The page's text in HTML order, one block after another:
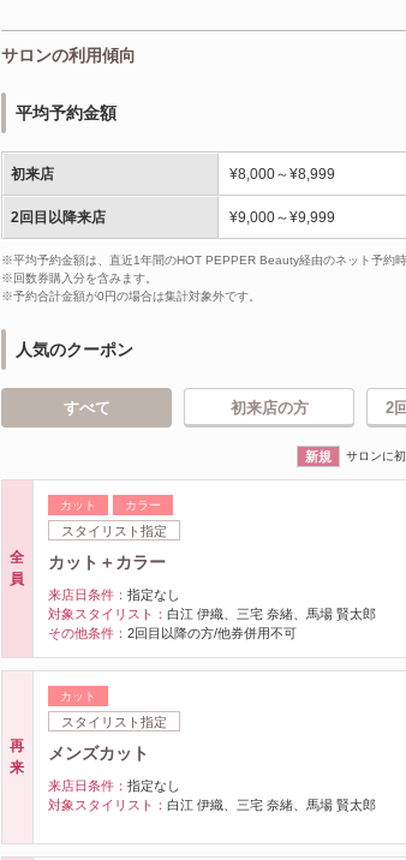
サロンの利用傾向
平均予約金額
初来店 ¥8,000～¥8,999
2回目以降来店 ¥9,000～¥9,999
※平均予約金額は、直近1年間のHOT PEPPER Beauty経由のネット予約時
※回数券購入分を含みます。
※予約合計金額が0円の場合は集計対象外です。
人気のクーポン
すべて 初来店の方 2
新規 サロンに
全
員
カット カラー
スタイリスト指定
カット＋カラー
来店日条件： 指定なし
対象スタイリスト： 白江 伊織、三宅 奈緒、馬場 賢太郎
その他条件： 2回目以降の方/他券併用不可
再
来
カット
スタイリスト指定
メンズカット
来店日条件： 指定なし
対象スタイリスト： 白江 伊織、三宅 奈緒、馬場 賢太郎